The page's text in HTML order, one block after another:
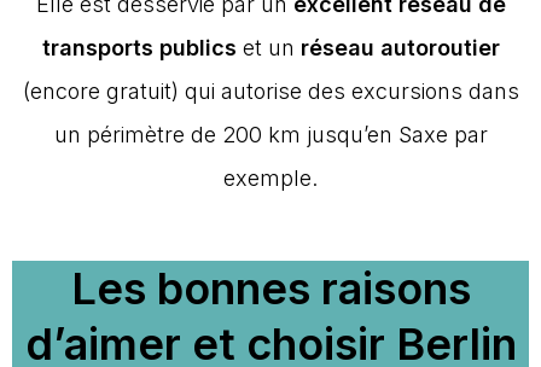
transports publics et un réseau autoroutier
(encore gratuit) qui autorise des excursions dans
un périmètre de 200 km jusqu’en Saxe par
exemple.
Les bonnes raisons
d’aimer et choisir Berlin